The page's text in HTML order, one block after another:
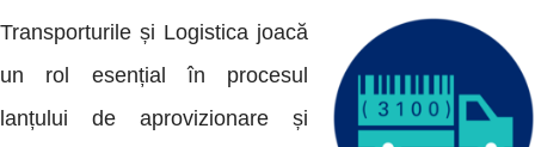
Transporturile și Logistica joacă
un rol esențial în procesul
lanțului de aprovizionare și